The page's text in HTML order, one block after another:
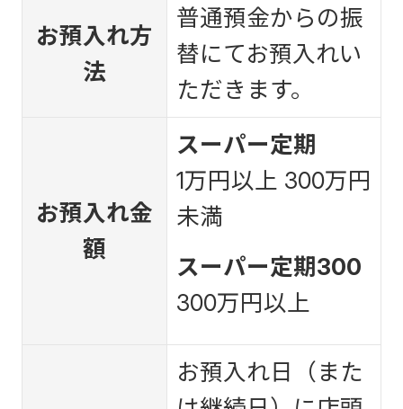
お預入れ方
法
普通預金からの振
替にてお預入れい
ただきます。
お預入れ金
額
スーパー定期
1万円以上 300万円
未満
スーパー定期300
300万円以上
お預入れ日（また